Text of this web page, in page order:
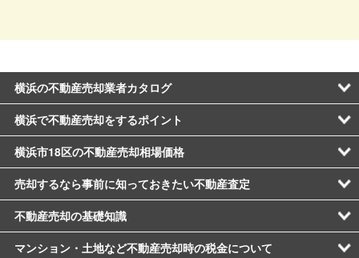
横浜の不動産売却業者カタログ
横浜で不動産売却をするポイント
横浜市18区の不動産売却相場価格
売却するなら事前に知っておきたい不動産査定
不動産売却の基礎知識
マンション・土地など不動産売却時の税金について